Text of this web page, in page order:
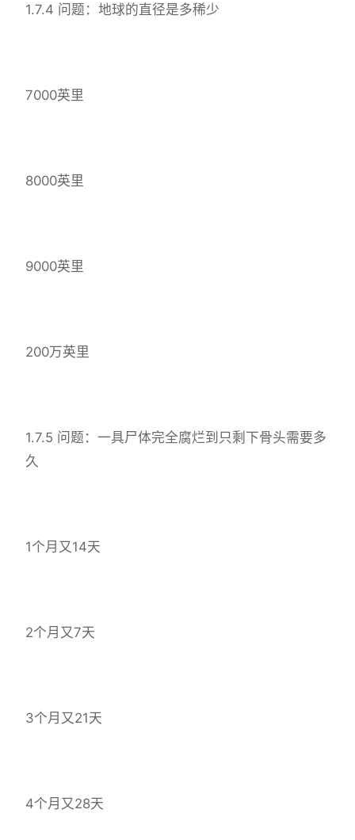
1.7.4 问题：地球的直径是多稀少
7000英里
8000英里
9000英里
200万英里
1.7.5 问题：一具尸体完全腐烂到只剩下骨头需要多
久
1个月又14天
2个月又7天
3个月又21天
4个月又28天